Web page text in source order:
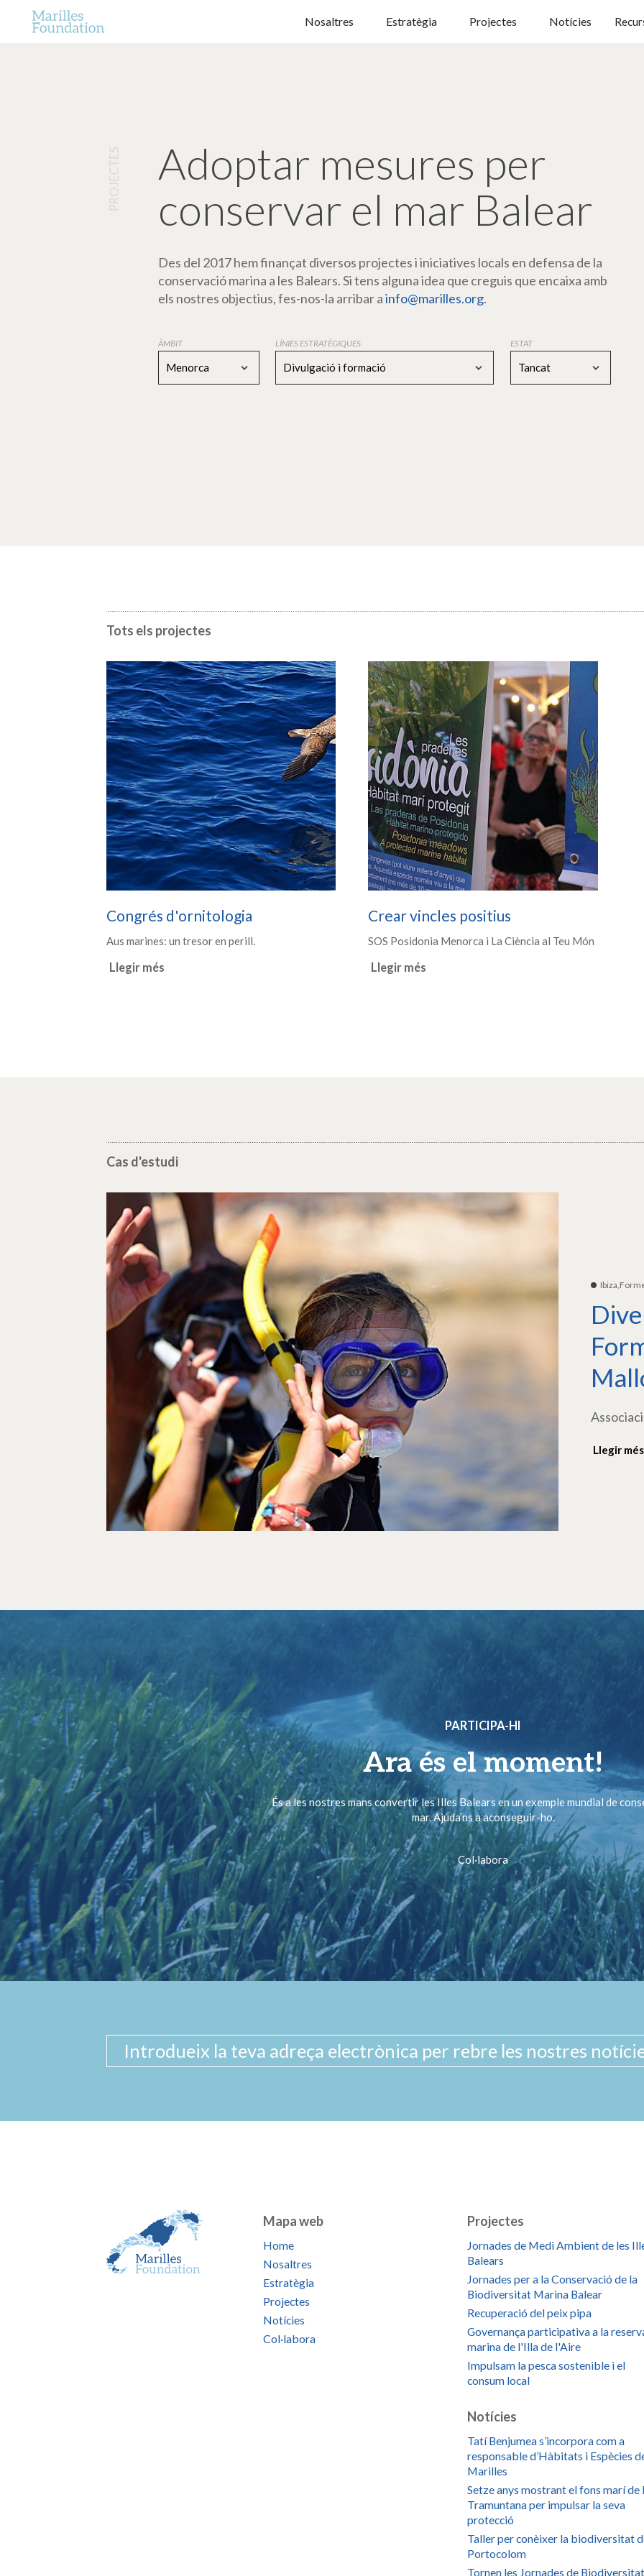
Nosaltres Estratègia Projectes Notícies
Adoptar mesures per
conservar el mar Balear
Des del 2017 hem finançat diversos projectes i iniciatives locals en defensa de la
conservació marina a les Balears. Si tens alguna idea que creguis que encaixa amb
els nostres objectius, fes-nos-la arribar ainfo@marilles.org.
ÀMBIT
Menorca
LÍNIES ESTRATÈGIQUES
Divulgació i formació
ESTAT
Tancat
Tots els projectes
Congrés d'ornitologia
Aus marines: un tresor en perill.
Llegir més
Crear vincles positius
SOS Posidonia Menorca i La Ciència al Teu Món
Llegir més
Cas d'estudi
Llegir més
PARTICIPA-HI
Ara és el moment!
És a les nostres mans convertir les Illes Balears en un exemple mundial de
mar. Ajuda’ns a aconseguir-ho.
Col·labora
Mapa web
Home
Nosaltres
Estratègia
Projectes
Notícies
Col·labora
Projectes
Jornades de Medi Ambient de les
Balears
Jornades per a la Conservació de la
Biodiversitat Marina Balear
Recuperació del peix pipa
Governança participativa a la
marina de l'Illa de l'Aire
Impulsam la pesca sostenible i el
consum local
Notícies
Tatí Benjumea s’incorpora com a
responsable d’Hàbitats i Espècies
Marilles
Setze anys mostrant el fons marí de
Tramuntana per impulsar la seva
protecció
Taller per conèixer la biodiversitat
Portocolom
Tornen les Jornades de Biodiversitat